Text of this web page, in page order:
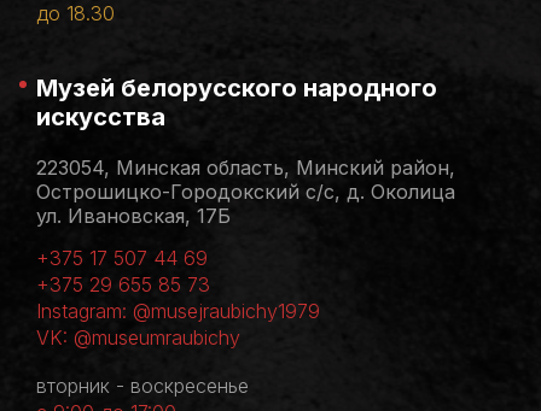
до 18.30
Музей белорусского народного
искусства
223054, Минская область, Минский район,
Острошицко-Городокский с/с, д. Околица
ул. Ивановская, 17Б
+375 17 507 44 69
+375 29 655 85 73
Instagram: @musejraubichy1979
VK: @museumraubichy
вторник - воскресенье